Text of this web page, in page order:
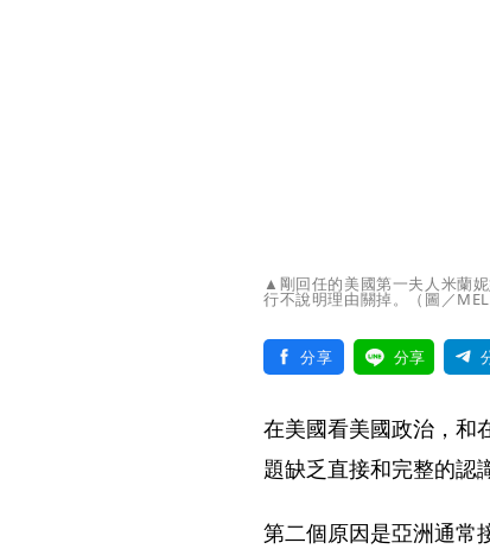
▲剛回任的美國第一夫人米蘭
行不說明理由關掉。（圖／
分享 分享
在美國看美國政治，和
題缺乏直接和完整的認
第二個原因是亞洲通常